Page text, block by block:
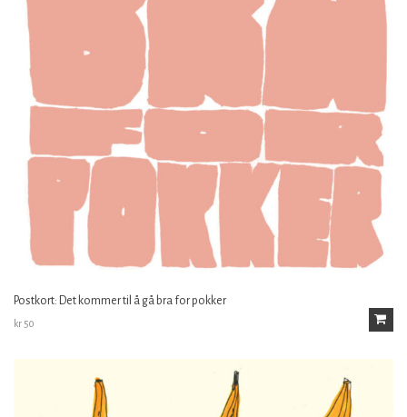
Postkort: Det kommer til å gå bra for pokker
kr 50